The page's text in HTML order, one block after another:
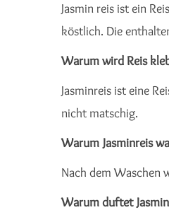
Jasmin reis ist ein
köstlich. Die
Warum wird Reis
Jasminreis ist eine
nicht matschig.
Warum Jasminreis
Nach dem Waschen
Warum duftet